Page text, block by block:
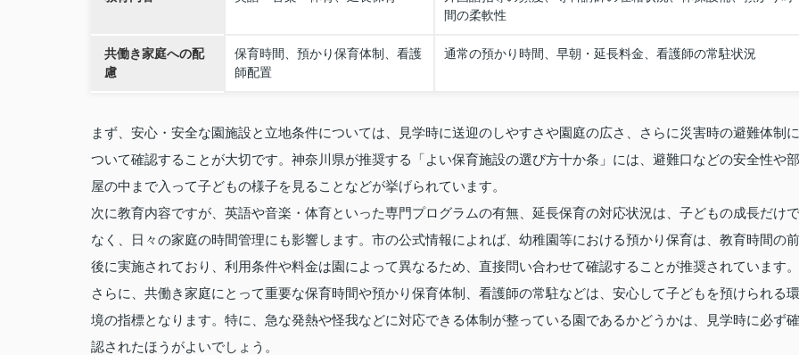
間の柔軟性
共働き家庭への配
慮
保育時間、預かり保育体制、看護
師配置
通常の預かり時間、早朝・延長料金、看護師の常駐状況
まず、安心・安全な園施設と立地条件については、見学時に送迎のしやすさや園庭の広さ、さらに災害時の避難体制に
ついて確認することが大切です。神奈川県が推奨する「よい保育施設の選び方十か条」には、避難口などの安全性や部
屋の中まで入って子どもの様子を見ることなどが挙げられています。
次に教育内容ですが、英語や音楽・体育といった専門プログラムの有無、延長保育の対応状況は、子どもの成長だけで
なく、日々の家庭の時間管理にも影響します。市の公式情報によれば、幼稚園等における預かり保育は、教育時間の前
後に実施されており、利用条件や料金は園によって異なるため、直接問い合わせて確認することが推奨されています。
さらに、共働き家庭にとって重要な保育時間や預かり保育体制、看護師の常駐などは、安心して子どもを預けられる環
境の指標となります。特に、急な発熱や怪我などに対応できる体制が整っている園であるかどうかは、見学時に必ず確
認されたほうがよいでしょう。